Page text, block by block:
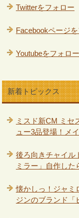
Twitterをフォロー
Facebookページ
Youtubeをフォロー
新着トピックス
ミスド新CM ミセ
ュー3品登場！メ
後ろ向きチャイル
ミラー」自作した
懐かしっ！ジャミ
ジンのブランド「